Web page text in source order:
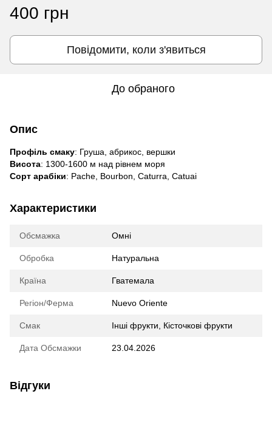
400 грн
Повідомити, коли з'явиться
До обраного
Опис
Профіль смаку: Груша, абрикоc, вершки
Виcота: 1300-1600 м над рівнем моря
Сорт арабіки: Pache, Bourbon, Caturra, Catuai
Характеристики
Обсмажка Омні
Обробка Натуральна
Країна Гватемала
Регіон/Ферма Nuevo Oriente
Смак Інші фрукти, Кісточкові фрукти
Дата Обсмажки 23.04.2026
Відгуки